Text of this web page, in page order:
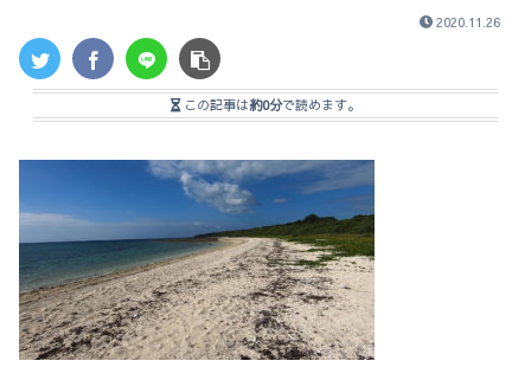
2020.11.26
この記事は約0分で読めます。